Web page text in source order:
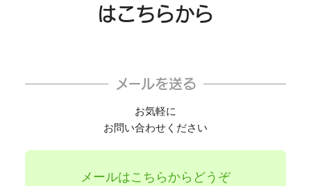
はこちらから
メールを送る
お気軽に
お問い合わせください
メールはこちらからどうぞ